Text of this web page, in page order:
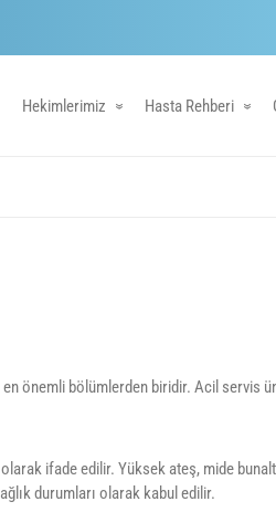
Hekimlerimiz Hasta Rehberi
önemli bölümlerden biridir. Acil servis
ifade edilir. Yüksek ateş, mide
durumları olarak kabul edilir.